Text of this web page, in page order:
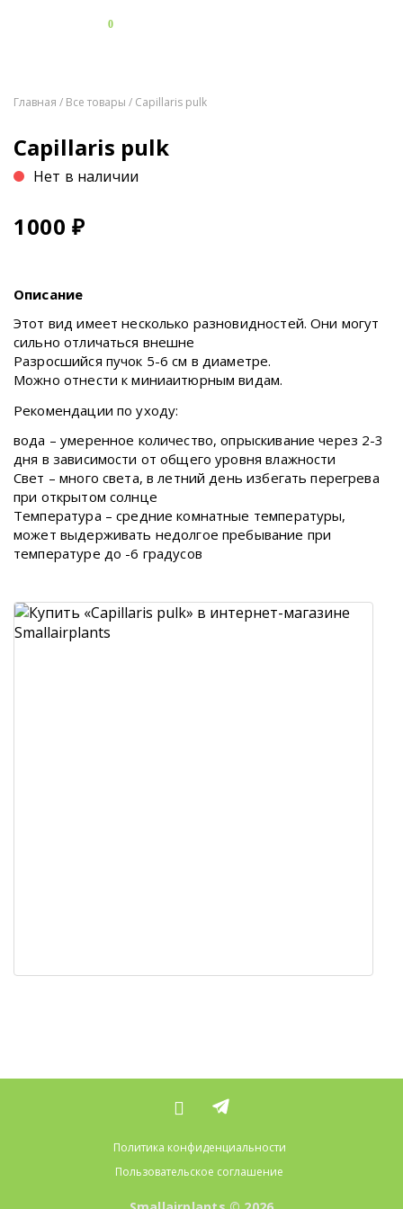
0
Главная / Все товары / Capillaris pulk
Capillaris pulk
Нет в наличии
1000 ₽
Описание
Этот вид имеет несколько разновидностей. Они могут
сильно отличаться внешне
Разросшийся пучок 5-6 см в диаметре.
Можно отнести к миниаитюрным видам.
Рекомендации по уходу:
вода – умеренное количество, опрыскивание через 2-3
дня в зависимости от общего уровня влажности
Свет – много света, в летний день избегать перегрева
при открытом солнце
Температура – средние комнатные температуры,
может выдерживать недолгое пребывание при
температуре до -6 градусов
Политика конфиденциальности
Пользовательское соглашение